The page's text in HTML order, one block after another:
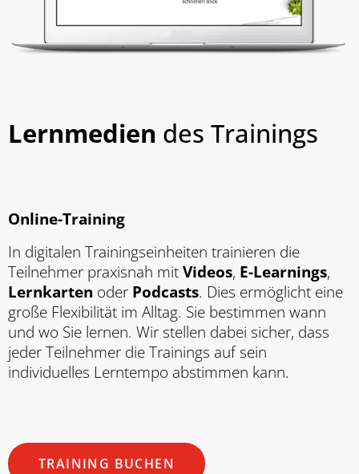
Lernmedien des Trainings
Online-Training
In digitalen Trainingseinheiten trainieren die
Teilnehmer praxisnah mitVideos, E-Learnings,
Lernkarten oder Podcasts. Dies ermöglicht eine
große Flexibilität im Alltag. Sie bestimmen wann
und wo Sie lernen. Wir stellen dabei sicher, dass
jeder Teilnehmer die Trainings auf sein
individuelles Lerntempo abstimmen kann.
TRAINING BUCHEN